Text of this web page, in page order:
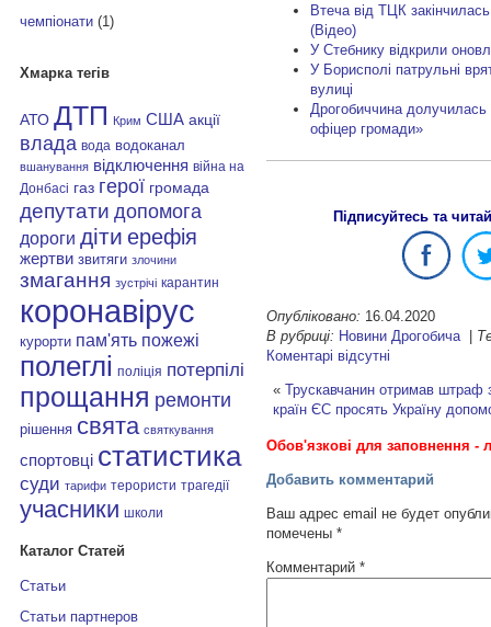
чемпіонати(1)
Хмарка тегів
АТО ДТП Крим США акції
влада вода водоканал
вшанування відключення війна на
Донбасі газ герої громада
депутати допомога
дороги діти ерефія
жертви звитяги злочини
змагання зустрічі карантин
коронавірус
курорти пам'ять пожежі
полеглі поліція потерпілі
прощання ремонти
рішення свята святкування
спортовці статистика
суди тарифи терористи трагедії
учасники школи
Каталог Статей
Статьи
Статьи партнеров
Втеча від ТЦК
(Відео)
У Стебнику відкрили
У Борисполі патрульні
вулиці
Дрогобиччина долучилась
офіцер громади»
Підписуйтесь та
Опубліковано: 16.04.2020
В рубриці: Новини Дрогобича|
Коментарі відсутні
« Трускавчанин отримав штраф
країн ЄС просять Україну
Обов'язкові для заповнення -
Добавить комментарий
Ваш адрес email не будет
помечены *
Комментарий *